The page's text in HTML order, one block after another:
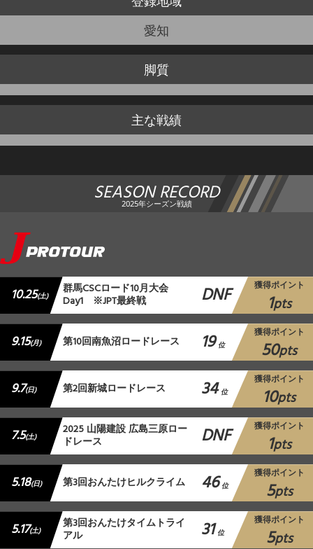
愛知
脚質
主な戦績
SEASON RECORD
2025年シーズン戦績
10.25(土) 群馬CSCロード10月大会
Day1 ※JPT最終戦 DNF 獲得ポイント
1pts
9.15(月) 第10回南魚沼ロードレース 19 位
獲得ポイント
50pts
9.7(日) 第2回新城ロードレース 34 位
獲得ポイント
10pts
7.5(土) 2025 山陽建設 広島三原ロー
ドレース DNF 獲得ポイント
1pts
5.18(日) 第3回おんたけヒルクライム 46 位
獲得ポイント
5pts
5.17(土) 第3回おんたけタイムトライ
アル 31 位
獲得ポイント
5pts